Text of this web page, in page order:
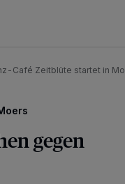
Café Zeitblüte startet in
gegen